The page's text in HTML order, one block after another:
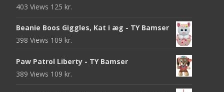
403 Views 125 kr.
Beanie Boos Giggles, Kat i æg - TY Bamser
398 Views 109 kr.
Paw Patrol Liberty - TY Bamser
389 Views 109 kr.